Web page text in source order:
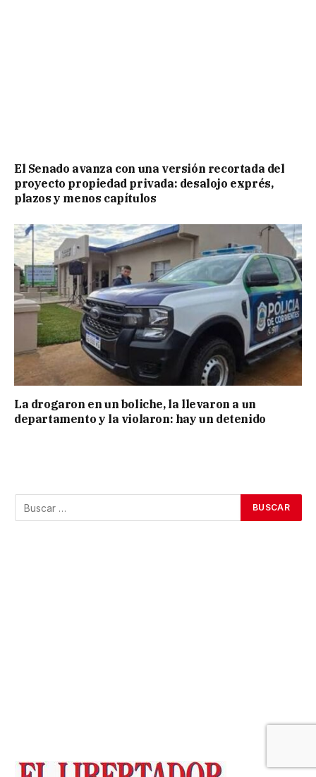
El Senado avanza con una versión recortada del
proyecto propiedad privada: desalojo exprés,
plazos y menos capítulos
La drogaron en un boliche, la llevaron a un
departamento y la violaron: hay un detenido